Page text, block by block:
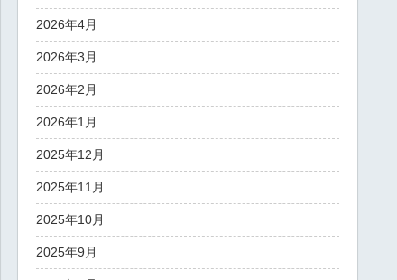
2026年4月
2026年3月
2026年2月
2026年1月
2025年12月
2025年11月
2025年10月
2025年9月